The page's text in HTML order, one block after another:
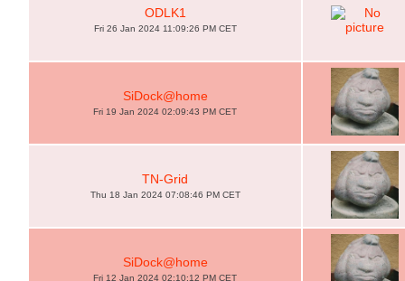
ODLK1
Fri 26 Jan 2024 11:09:26 PM CET
SiDock@home
Fri 19 Jan 2024 02:09:43 PM CET
TN-Grid
Thu 18 Jan 2024 07:08:46 PM CET
SiDock@home
Fri 12 Jan 2024 02:10:12 PM CET